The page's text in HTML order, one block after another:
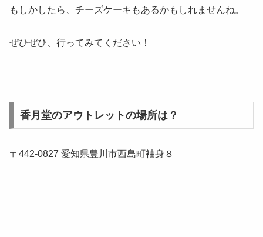
もしかしたら、チーズケーキもあるかもしれませんね。
ぜひぜひ、行ってみてください！
香月堂のアウトレットの場所は？
〒442-0827 愛知県豊川市西島町袖身８